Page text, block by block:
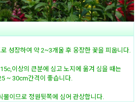
성장하여 약 2~3개울 후 웅장한 꽃을 피웁니다.
이상의 큰분에 심고 노지에 옮겨 심을 때는
~ 30cm간격이 좋습니다.
물이므로 정원뒷쪽에 심어 관상합니다.